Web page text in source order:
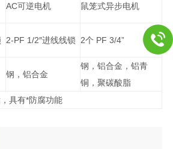
AC可逆电机 鼠笼式异步电机
2-PF 1/2″进线线锁 2个 PF 3/4”
钢，铝合金
钢，铝合金，铝青
铜，聚碳酸脂
具有*防腐功能